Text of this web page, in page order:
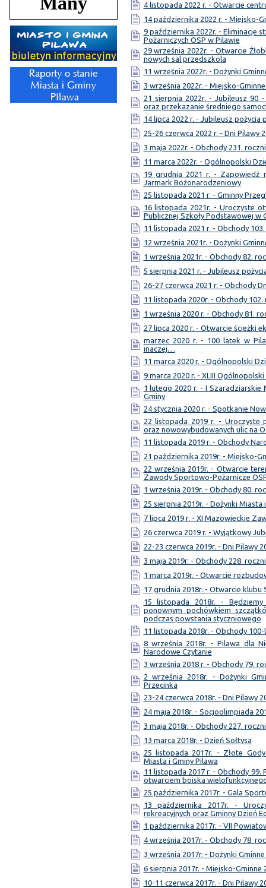
4 listopada 2022 r. - Otwarcie
14 października 2022 r. - Miejsko-
9 października 2022r. - Eliminacje
Pożarniczych OSP w Pilawie
29 września 2022r. - Otwarcie
nowych sal przedszkola
11 września 2022r. - Dożynki
3 września 2022r. - Miejsko-
21 sierpnia 2022r. - Jubileusz 90
oraz przekazanie średniego
14 lipca 2022 r. - Jubileusz pożycia
25-26 czerwca 2022 r. - Dni Pilawy
3 maja 2022r. - Obchody 231.
11 marca 2022r. - Ogólnopolski
19 grudnia 2021 r. - Zapowiedź
Jarmark Bożonarodzeniowy
25 listopada 2021 r. - Gminny
16 listopada 2021r. - Uroczyste
Publicznej Szkoły Podstawowej w
11 listopada 2021 r. - Obchody
12 września 2021r. - Dożynki
1 września 2021r. - Obchody 82.
5 sierpnia 2021 r. - Jubileusz
26-27 czerwca 2021 r. - Obchody
11 listopada 2020r. - Obchody
1 września 2020 r. - Obchody 81.
27 lipca 2020 r. - Otwarcie ścieżki
marzec 2020 r. - 100 latek w
inaczej…
11 marca 2020 r. - Ogólnopolski
9 marca 2020 r. - XLIII
1 lutego 2020 r. - I
Gminy
24 stycznia 2020 r. - Spotkanie
22 listopada 2019 r. - Uroczyste
oraz nowowybudowanych ulic na
11 listopada 2019 r. - Obchody
21 października 2019r. - Miejsko-
22 września 2019r. - Otwarcie
Zawody Sportowo-Pożarnicze
1 września 2019r. - Obchody 80.
25 sierpnia 2019r. - Dożynki Miasta
7 lipca 2019 r. - XI Mazowieckie
26 czerwca 2019 r. - Wyjątkowy
22-23 czerwca 2019r. - Dni Pilawy
3 maja 2019r. - Obchody 228.
1 marca 2019r. - Otwarcie
17 grudnia 2018r. - Otwarcie klubu
15 listopada 2018r. -
ponownym pochówkiem
podczas powstania styczniowego
11 listopada 2018r. - Obchody
8 września 2018r. - Pilawa dla
Narodowe Czytanie
3 września 2018 r. - Obchody 79.
2 września 2018r. - Dożynki
Przecinka
23-24 czerwca 2018r. - Dni Pilawy
24 maja 2018r. - Socjoolimpiada
3 maja 2018r. - Obchody 227.
13 marca 2018r. - Dzień Sołtysa
25 listopada 2017r. - Złote
Miasta i Gminy Pilawa
11 listopada 2017 r. - Obchody 99.
otwarciem boiska
25 października 2017r. - Gala
13 października 2017r. -
rekreacyjnych oraz Gminny Dzień
1 października 2017r. - VII
4 września 2017r. - Obchody 78.
3 września 2017r. - Dożynki
6 sierpnia 2017r. - Miejsko-
10-11 czerwca 2017r. - Dni Pilawy